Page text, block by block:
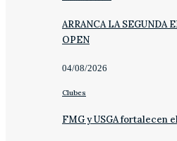
ARRANCA LA SEGUNDA
OPEN
04/08/2026
Clubes
FMG y USGA fortalecen